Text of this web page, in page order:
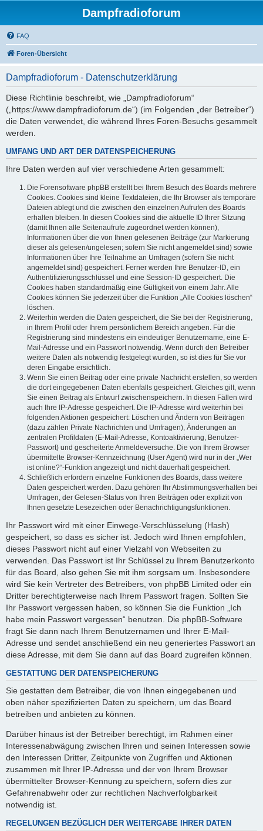
Dampfradioforum
FAQ
Foren-Übersicht
Dampfradioforum - Datenschutzerklärung
Diese Richtlinie beschreibt, wie „Dampfradioforum“
(„https://www.dampfradioforum.de“) (im Folgenden „der Betreiber“)
die Daten verwendet, die während Ihres Foren-Besuchs gesammelt
werden.
UMFANG UND ART DER DATENSPEICHERUNG
Ihre Daten werden auf vier verschiedene Arten gesammelt:
Die Forensoftware phpBB erstellt bei Ihrem Besuch des Boards mehrere
Cookies. Cookies sind kleine Textdateien, die Ihr Browser als temporäre
Dateien ablegt und die zwischen den einzelnen Aufrufen des Boards
erhalten bleiben. In diesen Cookies sind die aktuelle ID Ihrer Sitzung
(damit Ihnen alle Seitenaufrufe zugeordnet werden können),
Informationen über die von Ihnen gelesenen Beiträge (zur Markierung
dieser als gelesen/ungelesen; sofern Sie nicht angemeldet sind) sowie
Informationen über Ihre Teilnahme an Umfragen (sofern Sie nicht
angemeldet sind) gespeichert. Ferner werden Ihre Benutzer-ID, ein
Authentifizierungsschlüssel und eine Session-ID gespeichert. Die
Cookies haben standardmäßig eine Gültigkeit von einem Jahr. Alle
Cookies können Sie jederzeit über die Funktion „Alle Cookies löschen“
löschen.
Weiterhin werden die Daten gespeichert, die Sie bei der Registrierung,
in Ihrem Profil oder Ihrem persönlichem Bereich angeben. Für die
Registrierung sind mindestens ein eindeutiger Benutzername, eine E-
Mail-Adresse und ein Passwort notwendig. Wenn durch den Betreiber
weitere Daten als notwendig festgelegt wurden, so ist dies für Sie vor
deren Eingabe ersichtlich.
Wenn Sie einen Beitrag oder eine private Nachricht erstellen, so werden
die dort eingegebenen Daten ebenfalls gespeichert. Gleiches gilt, wenn
Sie einen Beitrag als Entwurf zwischenspeichern. In diesen Fällen wird
auch Ihre IP-Adresse gespeichert. Die IP-Adresse wird weiterhin bei
folgenden Aktionen gespeichert: Löschen und Ändern von Beiträgen
(dazu zählen Private Nachrichten und Umfragen), Änderungen an
zentralen Profildaten (E-Mail-Adresse, Kontoaktivierung, Benutzer-
Passwort) und gescheiterte Anmeldeversuche. Die von Ihrem Browser
übermittelte Browser-Kennzeichnung (User Agent) wird nur in der „Wer
ist online?“-Funktion angezeigt und nicht dauerhaft gespeichert.
Schließlich erfordern einzelne Funktionen des Boards, dass weitere
Daten gespeichert werden. Dazu gehören Ihr Abstimmungsverhalten bei
Umfragen, der Gelesen-Status von Ihren Beiträgen oder explizit von
Ihnen gesetzte Lesezeichen oder Benachrichtigungsfunktionen.
Ihr Passwort wird mit einer Einwege-Verschlüsselung (Hash)
gespeichert, so dass es sicher ist. Jedoch wird Ihnen empfohlen,
dieses Passwort nicht auf einer Vielzahl von Webseiten zu
verwenden. Das Passwort ist Ihr Schlüssel zu Ihrem Benutzerkonto
für das Board, also gehen Sie mit ihm sorgsam um. Insbesondere
wird Sie kein Vertreter des Betreibers, von phpBB Limited oder ein
Dritter berechtigterweise nach Ihrem Passwort fragen. Sollten Sie
Ihr Passwort vergessen haben, so können Sie die Funktion „Ich
habe mein Passwort vergessen“ benutzen. Die phpBB-Software
fragt Sie dann nach Ihrem Benutzernamen und Ihrer E-Mail-
Adresse und sendet anschließend ein neu generiertes Passwort an
diese Adresse, mit dem Sie dann auf das Board zugreifen können.
GESTATTUNG DER DATENSPEICHERUNG
Sie gestatten dem Betreiber, die von Ihnen eingegebenen und
oben näher spezifizierten Daten zu speichern, um das Board
betreiben und anbieten zu können.
Darüber hinaus ist der Betreiber berechtigt, im Rahmen einer
Interessenabwägung zwischen Ihren und seinen Interessen sowie
den Interessen Dritter, Zeitpunkte von Zugriffen und Aktionen
zusammen mit Ihrer IP-Adresse und der von Ihrem Browser
übermittelter Browser-Kennung zu speichern, sofern dies zur
Gefahrenabwehr oder zur rechtlichen Nachverfolgbarkeit
notwendig ist.
REGELUNGEN BEZÜGLICH DER WEITERGABE IHRER DATEN